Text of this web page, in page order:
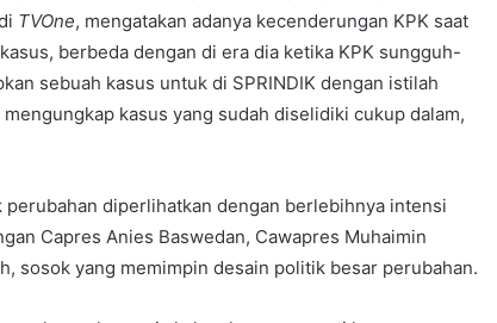
TVOne, mengatakan adanya kecenderungan KPK saat
berbeda dengan di era dia ketika KPK sungguh-
sebuah kasus untuk di SPRINDIK dengan istilah
kasus yang sudah diselidiki cukup dalam,
diperlihatkan dengan berlebihnya intensi
Capres Anies Baswedan, Cawapres Muhaimin
sosok yang memimpin desain politik besar perubahan.